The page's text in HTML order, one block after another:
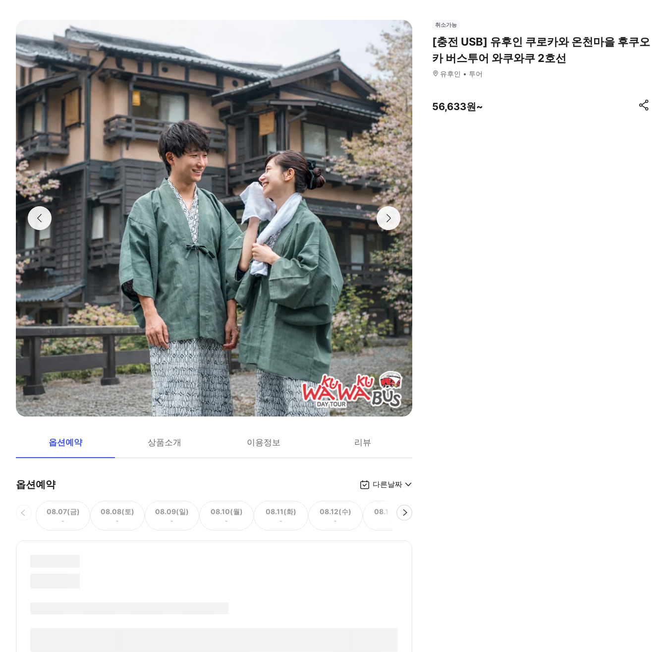
옵션예약 상품소개 이용정보 리뷰
옵션예약 다른날짜
08.07(금)
-
08.08(토)
-
08.09(일)
-
08.10(월)
-
08.11(화)
-
08.12(수)
-
08.13(목)
취소가능
[충전 USB] 유후인 쿠로카와 온천마을 후쿠오
카 버스투어 와쿠와쿠 2호선
유후인 투어
56,633원~